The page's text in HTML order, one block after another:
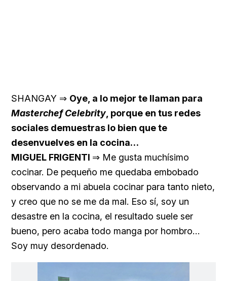
SHANGAY ⇒ Oye, a lo mejor te llaman para
Masterchef Celebrity, porque en tus redes
sociales demuestras lo bien que te
desenvuelves en la cocina…
MIGUEL FRIGENTI ⇒ Me gusta muchísimo
cocinar. De pequeño me quedaba embobado
observando a mi abuela cocinar para tanto nieto,
y creo que no se me da mal. Eso sí, soy un
desastre en la cocina, el resultado suele ser
bueno, pero acaba todo manga por hombro…
Soy muy desordenado.